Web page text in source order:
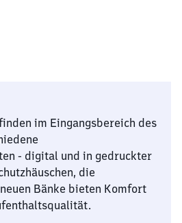
im Eingangsbereich des
- digital und in gedruckter
die
Bänke bieten Komfort